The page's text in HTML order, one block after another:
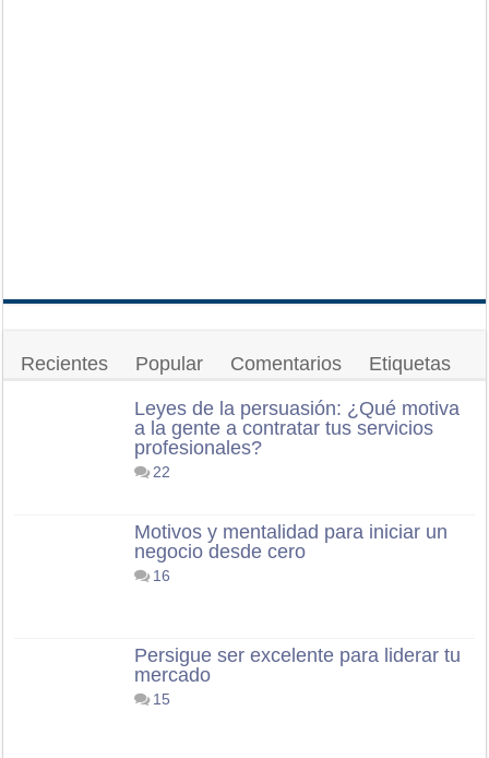
Recientes Popular Comentarios Etiquetas
Leyes de la persuasión: ¿Qué motiva
a la gente a contratar tus servicios
profesionales?
22
Motivos y mentalidad para iniciar un
negocio desde cero
16
Persigue ser excelente para liderar tu
mercado
15